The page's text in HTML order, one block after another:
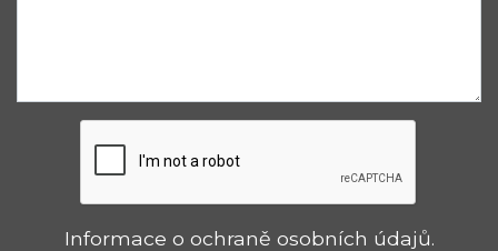
Informace o ochraně osobních údajů.